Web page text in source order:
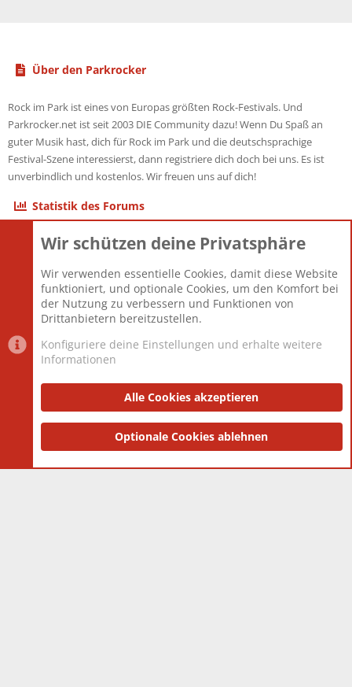
Über den Parkrocker
Rock im Park ist eines von Europas größten Rock-Festivals. Und
Parkrocker.net ist seit 2003 DIE Community dazu! Wenn Du Spaß an
guter Musik hast, dich für Rock im Park und die deutschsprachige
Festival-Szene interessierst, dann registriere dich doch bei uns. Es ist
unverbindlich und kostenlos. Wir freuen uns auf dich!
Statistik des Forums
Themen
Mitglieder
12.425
Neuestes Mitglied
Toddster85
Datenschutzerklärung Impressum
Community platform by XenForo® © 2010-2025 XenForo Ltd.
and add-ons by ThemeHouse
Wir schützen deine Privatsphäre
Wir verwenden essentielle Cookies, damit diese Website
funktioniert, und optionale Cookies, um den Komfort bei
der Nutzung zu verbessern und Funktionen von
Drittanbietern bereitzustellen.
Konfiguriere deine Einstellungen und erhalte weitere
Informationen
Alle Cookies akzeptieren
Optionale Cookies ablehnen